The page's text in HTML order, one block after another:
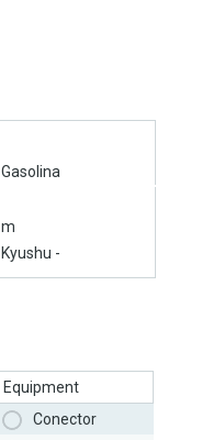
Gasolina
m
Kyushu -
Equipment
Conector